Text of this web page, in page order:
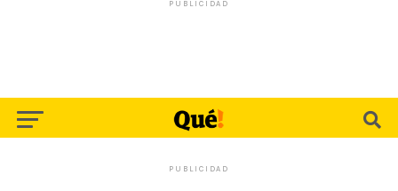
PUBLICIDAD
PUBLICIDAD